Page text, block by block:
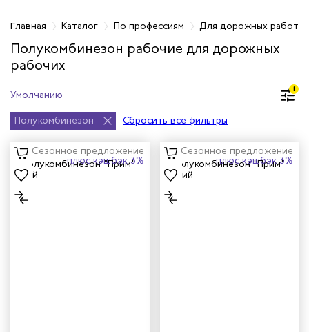
Главная Каталог По профессиям Для дорожных
Полукомбинезон рабочие для дорожных
рабочих
1
Полукомбинезон Сбросить все фильтры
Сезонное предложение
плюс кэшбэк 3%
Сезонное предложение
плюс кэшбэк 3%